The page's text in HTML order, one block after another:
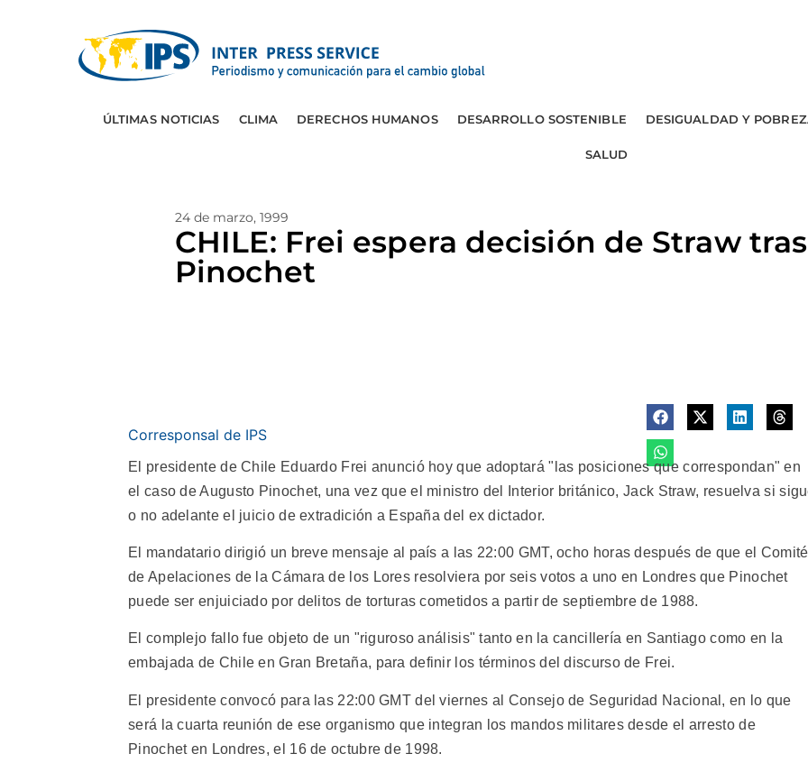
ÚLTIMAS NOTICIAS CLIMA DERECHOS HUMANOS DESARROLLO SOSTENIBLE DESIGUALDAD Y
SALUD
24 de marzo, 1999
CHILE: Frei espera decisión de Straw
Pinochet
Corresponsal de IPS
El presidente de Chile Eduardo Frei anunció hoy que adoptará "las posiciones que correspondan" en
el caso de Augusto Pinochet, una vez que el ministro del Interior británico, Jack Straw, resuelva si
o no adelante el juicio de extradición a España del ex dictador.
El mandatario dirigió un breve mensaje al país a las 22:00 GMT, ocho horas después de que el Comité
de Apelaciones de la Cámara de los Lores resolviera por seis votos a uno en Londres que Pinochet
puede ser enjuiciado por delitos de torturas cometidos a partir de septiembre de 1988.
El complejo fallo fue objeto de un "riguroso análisis" tanto en la cancillería en Santiago como en la
embajada de Chile en Gran Bretaña, para definir los términos del discurso de Frei.
El presidente convocó para las 22:00 GMT del viernes al Consejo de Seguridad Nacional, en lo que
será la cuarta reunión de ese organismo que integran los mandos militares desde el arresto de
Pinochet en Londres, el 16 de octubre de 1998.